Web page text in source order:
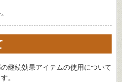
継続効果アイテムの使用について
。